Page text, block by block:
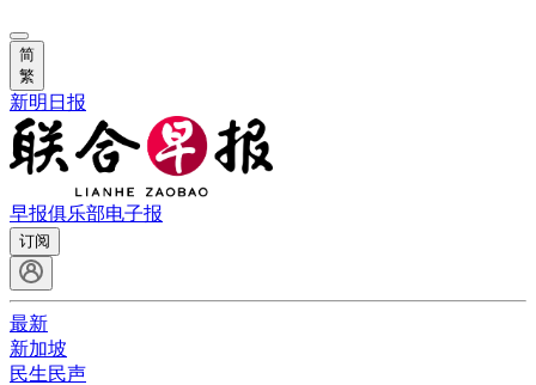
简
繁
新明日报
早报俱乐部电子报
订阅
最新
新加坡
民生民声